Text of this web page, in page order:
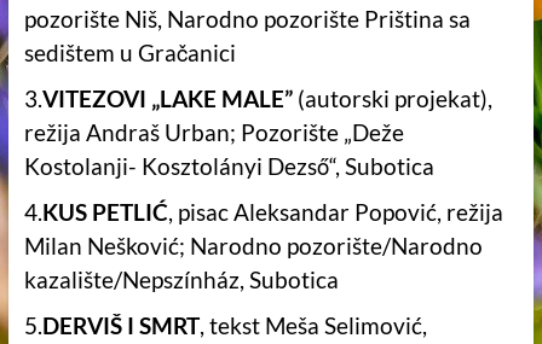
pozorište Niš, Narodno pozorište Priština sa
sedištem u Gračanici
3.VITEZOVI „LAKE MALE”(autorski projekat),
režija Andraš Urban; Pozorište „Deže
Kostolanji- Kosztolányi Dezső“, Subotica
4.KUS PETLIĆ, pisac Aleksandar Popović, režija
Milan Nešković; Narodno pozorište/Narodno
kazalište/Nepszínház, Subotica
5.DERVIŠ I SMRT, tekst Meša Selimović,